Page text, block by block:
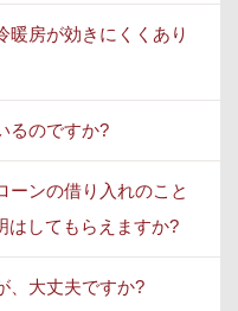
暖房が効きにくくあり
るのですか?
ーンの借り入れのこと
はしてもらえますか?
、大丈夫ですか?